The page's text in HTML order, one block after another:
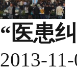
“医患
2013-